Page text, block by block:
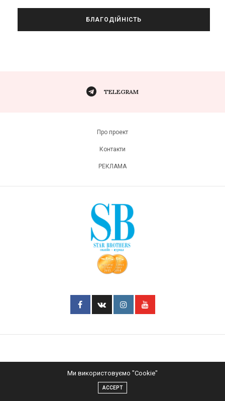
БЛАГОДІЙНІСТЬ
TELEGRAM
Про проект
Контакти
РЕКЛАМА
Ми використовуємо "Cookie"
ACCEPT